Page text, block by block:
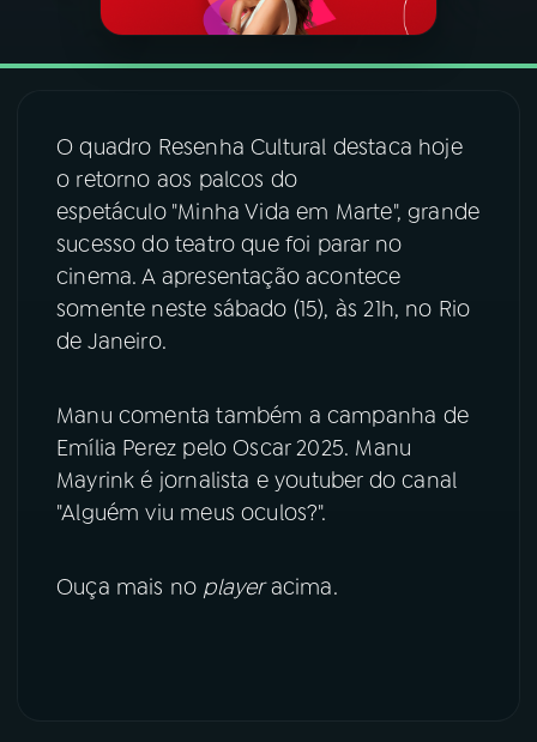
PROGRAMAS
VIDEOCASTS
07ÚLTIMAS
FESTIVAL DE MÚSICA
ACOMPANHE A RÁDIO NACIONAL
YouTube Facebook
Instagram X
TikTok
O quadro Resenha Cultural destaca hoje
o retorno aos palcos do
espetáculo "Minha Vida em Marte", grande
sucesso do teatro que foi parar no
cinema. A apresentação acontece
somente neste sábado (15), às 21h, no Rio
de Janeiro.
Manu comenta também a campanha de
Emília Perez pelo Oscar 2025. Manu
Mayrink é jornalista e youtuber do canal
"Alguém viu meus oculos?".
Ouça mais no playeracima.